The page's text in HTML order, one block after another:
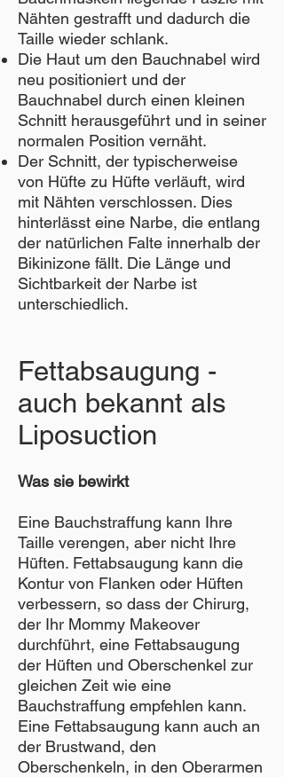
Nähten gestrafft und dadurch die
Taille wieder schlank.
Die Haut um den Bauchnabel wird
neu positioniert und der
Bauchnabel durch einen kleinen
Schnitt herausgeführt und in seiner
normalen Position vernäht.
Der Schnitt, der typischerweise
von Hüfte zu Hüfte verläuft, wird
mit Nähten verschlossen. Dies
hinterlässt eine Narbe, die entlang
der natürlichen Falte innerhalb der
Bikinizone fällt. Die Länge und
Sichtbarkeit der Narbe ist
unterschiedlich.
Fettabsaugung -
auch bekannt als
Liposuction
Was sie bewirkt
Eine Bauchstraffung kann Ihre
Taille verengen, aber nicht Ihre
Hüften. Fettabsaugung kann die
Kontur von Flanken oder Hüften
verbessern, so dass der Chirurg,
der Ihr Mommy Makeover
durchführt, eine Fettabsaugung
der Hüften und Oberschenkel zur
gleichen Zeit wie eine
Bauchstraffung empfehlen kann.
Eine Fettabsaugung kann auch an
der Brustwand, den
Oberschenkeln, in den Oberarmen